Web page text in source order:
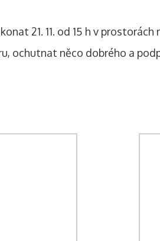
21. 11. od 15 h v
ochutnat něco dobrého a